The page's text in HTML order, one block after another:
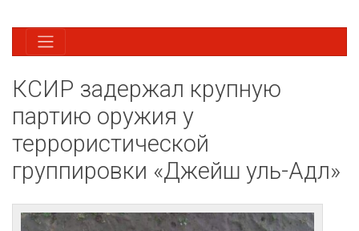
КСИР задержал крупную
партию оружия у
террористической
группировки «Джейш уль-Адл»